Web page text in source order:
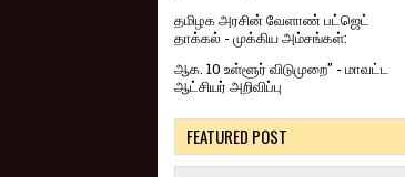
தமிழக அரசின் வேளாண் பட்ஜெட்
தாக்கல் - முக்கிய அம்சங்கள்:
ஆக. 10 உள்ளூர் விடுமுறை" - மாவட்ட
ஆட்சியர் அறிவிப்பு
FEATURED POST